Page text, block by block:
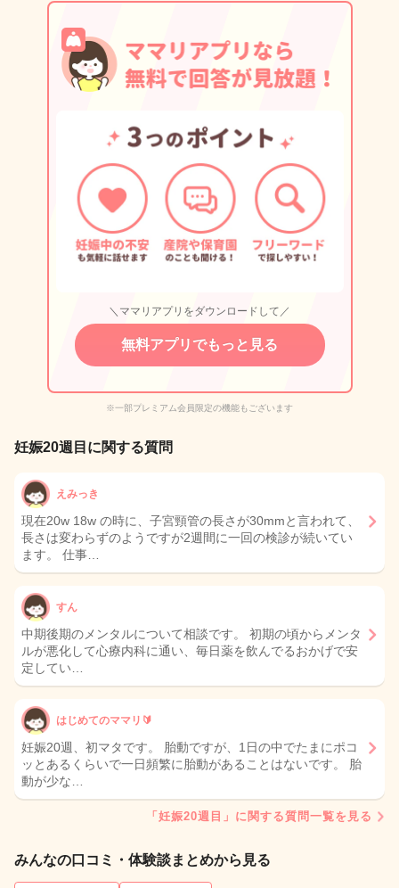
＼ママリアプリをダウンロードして／
無料アプリでもっと見る
※一部プレミアム会員限定の機能もございます
妊娠20週目に関する質問
えみっき
現在20w 18w の時に、子宮頸管の長さが30mmと言われて、
長さは変わらずのようですが2週間に一回の検診が続いてい
ます。 仕事…
すん
中期後期のメンタルについて相談です。 初期の頃からメンタ
ルが悪化して心療内科に通い、毎日薬を飲んでるおかげで安
定してい…
はじめてのママリ🔰
妊娠20週、初マタです。 胎動ですが、1日の中でたまにポコ
ッとあるくらいで一日頻繁に胎動があることはないです。 胎
動が少な…
「妊娠20週目」に関する質問一覧を見る
みんなの口コミ・体験談まとめから見る